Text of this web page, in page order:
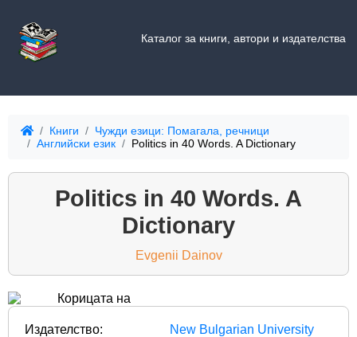
Каталог за книги, автори и издателства
Книги
Чужди езици: Помагала, речници
Английски език
Politics in 40 Words. A Dictionary
Politics in 40 Words. A
Dictionary
Evgenii Dainov
Издателство:
New Bulgarian University